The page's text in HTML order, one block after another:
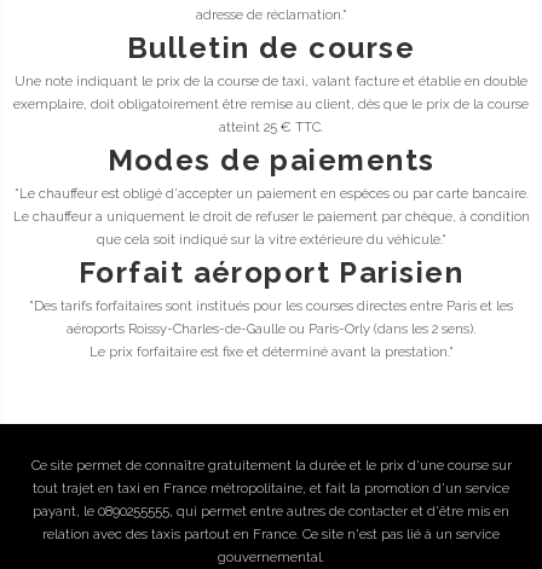
adresse de réclamation."
Bulletin de course
Une note indiquant le prix de la course de taxi, valant facture et établie en double
exemplaire, doit obligatoirement être remise au client, dès que le prix de la course
atteint 25 € TTC.
Modes de paiements
"Le chauffeur est obligé d'accepter un paiement en espèces ou par carte bancaire.
Le chauffeur a uniquement le droit de refuser le paiement par chèque, à condition
que cela soit indiqué sur la vitre extérieure du véhicule."
Forfait aéroport Parisien
"Des tarifs forfaitaires sont institués pour les courses directes entre Paris et les
aéroports Roissy-Charles-de-Gaulle ou Paris-Orly (dans les 2 sens).
Le prix forfaitaire est fixe et déterminé avant la prestation."
Ce site permet de connaître gratuitement la durée et le prix d'une course sur
tout trajet en taxi en France métropolitaine, et fait la promotion d'un service
payant, le 0890255555, qui permet entre autres de contacter et d'être mis en
relation avec des taxis partout en France. Ce site n'est pas lié à un service
gouvernemental.